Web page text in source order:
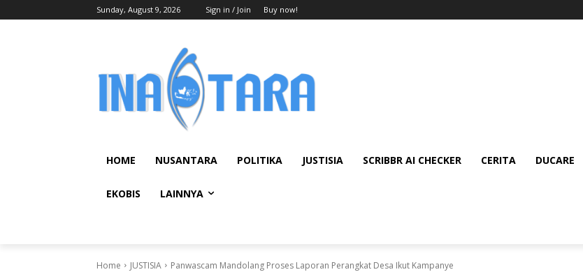
Sunday, August 9, 2026 Sign in / Join Buy now!
HOME NUSANTARA POLITIKA JUSTISIA SCRIBBR AI CHECKER CERITA DUCARE
EKOBIS LAINNYA
Home JUSTISIA Panwascam Mandolang Proses Laporan Perangkat Desa Ikut Kampanye